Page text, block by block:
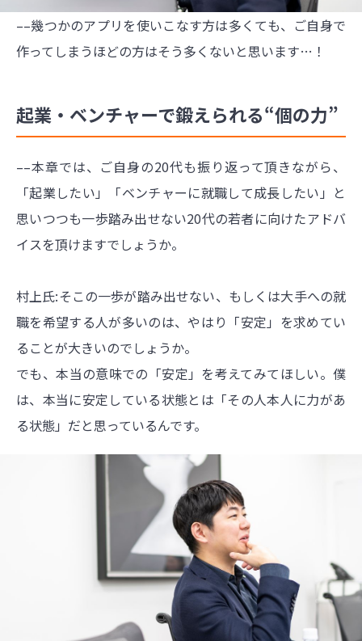
––幾つかのアプリを使いこなす方は多くても、ご自身で
作ってしまうほどの方はそう多くないと思います…！
起業・ベンチャーで鍛えられる“個の力”
––本章では、ご自身の20代も振り返って頂きながら、
「起業したい」「ベンチャーに就職して成長したい」と
思いつつも一歩踏み出せない20代の若者に向けたアドバ
イスを頂けますでしょうか。
村上氏:そこの一歩が踏み出せない、もしくは大手への就
職を希望する人が多いのは、やはり「安定」を求めてい
ることが大きいのでしょうか。
でも、本当の意味での「安定」を考えてみてほしい。僕
は、本当に安定している状態とは「その人本人に力があ
る状態」だと思っているんです。